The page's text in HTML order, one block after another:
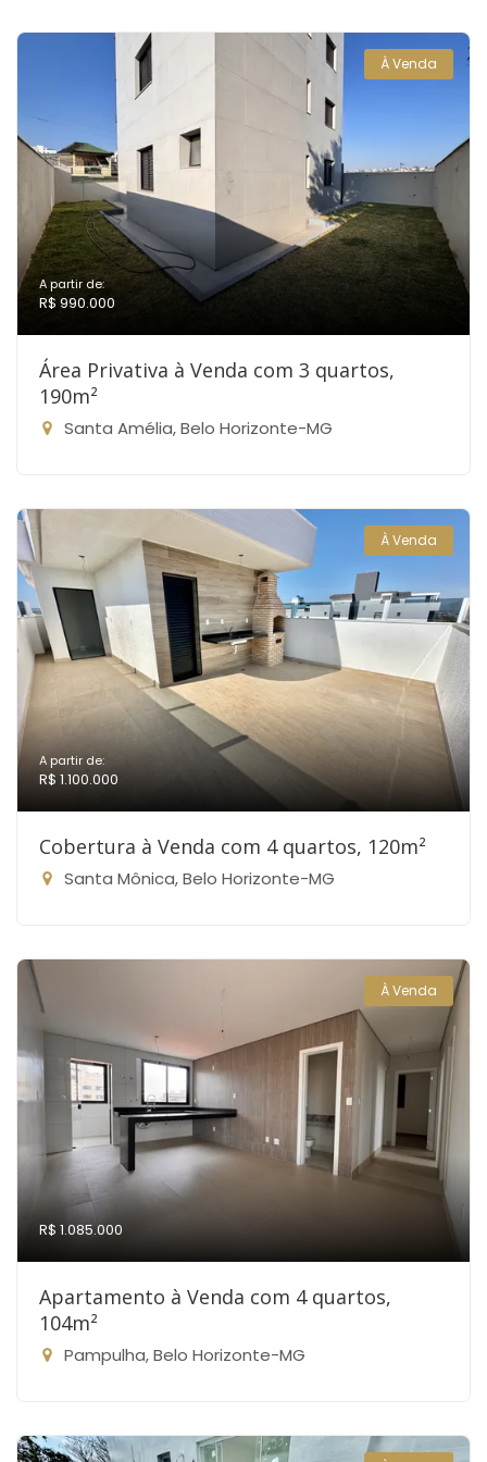
À Venda
A partir de:
R$ 990.000
Área Privativa à Venda com 3 quartos,
190m²
Santa Amélia, Belo Horizonte-MG
À Venda
A partir de:
R$ 1.100.000
Cobertura à Venda com 4 quartos, 120m²
Santa Mônica, Belo Horizonte-MG
À Venda
R$ 1.085.000
Apartamento à Venda com 4 quartos,
104m²
Pampulha, Belo Horizonte-MG